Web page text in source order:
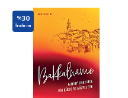
%30
İndirim